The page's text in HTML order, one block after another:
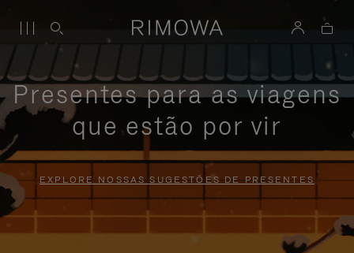
Presentes para as viagens
que estão por vir
EXPLORE NOSSAS SUGESTÕES DE PRESENTES